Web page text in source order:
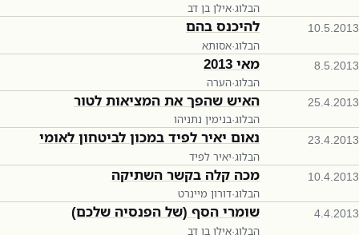
הבלוג·אילן בן דב
10.5.2013 להיכנס בהם
הבלוג·אסותא
8.5.2013 מאי 2013
הבלוג·הערה
25.4.2013 האיש שהפך את המציאות לטור
הבלוג·בנימין נתניהו
23.4.2013 נאום יאיר לפיד במכון לביטחון לאומי
הבלוג·יאיר לפיד
10.4.2013 מכה קלה בקשר השתיקה
הבלוג·דורון מיינרט
4.4.2013 שומרי הסף (של הפנסיה שלכם)
הבלוג·אילן בן דב